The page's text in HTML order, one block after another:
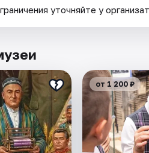
уточняйте у
от 1 200 ₽